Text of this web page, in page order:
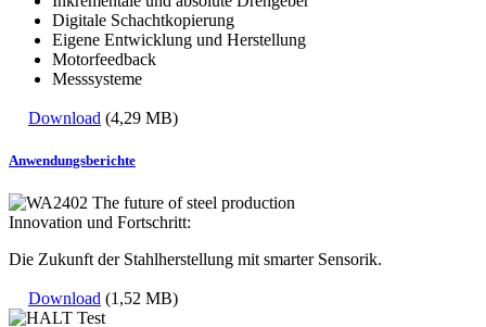
Digitale Schachtkopierung
Eigene Entwicklung und Herstellung
Motorfeedback
Messsysteme
Download (4,29 MB)
Anwendungsberichte
Innovation und Fortschritt:
Die Zukunft der Stahlherstellung mit smarter Sensorik.
Download (1,52 MB)